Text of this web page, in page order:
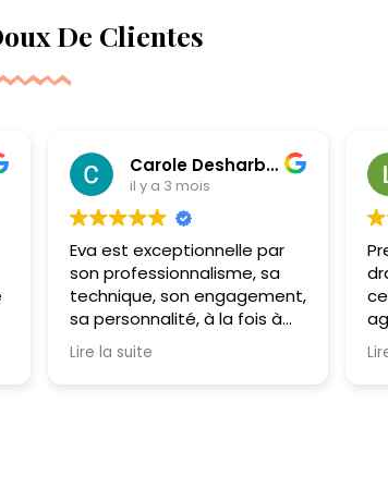
De Clientes
Carole Desharbes
il y a 3 mois
par
sa
son engagement,
à la fois à
douce. C’est une
fer dans un gant de
Lamia
il y a 3 mois
Première séance
drainage
cette séance fut
agréable. Eva est
professionnelle et
mettre à l’aise. Je